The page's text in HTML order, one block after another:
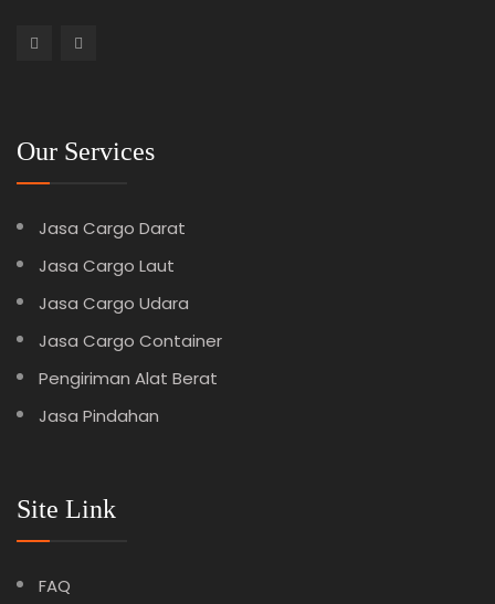
Our Services
Jasa Cargo Darat
Jasa Cargo Laut
Jasa Cargo Udara
Jasa Cargo Container
Pengiriman Alat Berat
Jasa Pindahan
Site Link
FAQ